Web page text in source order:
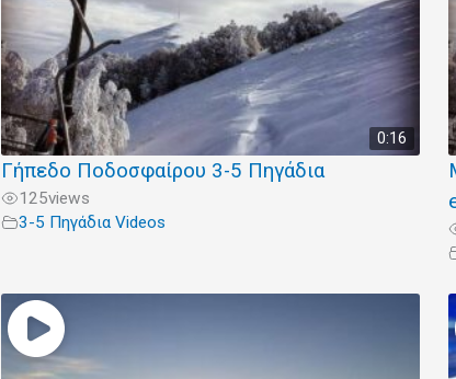
0:16
Γήπεδο Ποδοσφαίρου 3-5 Πηγάδια
125views
3-5 Πηγάδια Videos